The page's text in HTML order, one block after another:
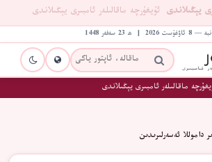
يېڭىلاندى ئۇيغۇرچە ماقالىلەر ئامبىرى يېڭىلاندى
2026 | ھ 23 سەفەر 1448
ماقالىلەر ئامبىرى يېڭىلاندى
داموللا ئەسەرلىرىدىن